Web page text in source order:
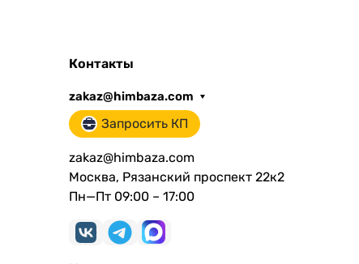
Контакты
zakaz@himbaza.com
Запросить КП
zakaz@himbaza.com
Москва, Рязанский проспект 22к2
Пн—Пт 09:00 – 17:00